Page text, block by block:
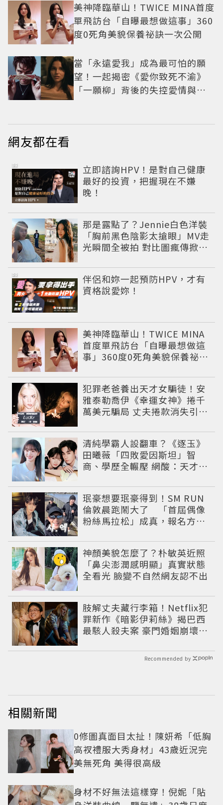
美神降臨華山！TWICE MINA首度
單飛訪台「自曝最想做這事」360
度0死角美貌保養祕訣一次公開
當「永遠愛我」成為最可怕的願
望！一起揭密《愛你致死不渝》
「一願柳」背後的失控愛情與爆
網友都在看
立即諮詢HPV！是對自己健康
最好的投資，把握現在不嫌
晚！
PR
那是露點了？Jennie白色洋裝
「胸前黑色陰影太搶眼」MV走
光瞬間全被拍 對比圖瘋傳掀論
伴侶和妳一起預防HPV，才有
資格說愛妳！
PR
美神降臨華山！TWICE MINA
首度單飛訪台「自曝最想做這
事」360度0死角美貌保養祕訣
犯罪老爸養出天才女騙徒！安
雅泰勒喬伊《幸運女神》捲千
萬美元騙局 丈夫捲款消失引爆
清純學霸人設翻車？《逐玉》
田曦薇「四敗愛因斯坦」智
商、學歷全輾壓 網酸：天才全
珉豪想要珉豪得到！SM RUN
倫敦晨跑鬧大了 「首屆偶像
粉絲馬拉松」成真，報名方式
神顏美貌怎麼了？朴敏英近照
「鼻尖澎潤感明顯」真實狀態
全看光 臉變不自然網友認不出
肢解丈夫藏行李箱！Netflix犯
罪新作《暗影伊莉絲》揭巴西
最駭人殺夫案 豪門婚姻崩壞釀
Recommended by
相關新聞
0修圖真面目太扯！陳妍希「低胸
高衩禮服大秀身材」43歲近況完
美無死角 美得很高級
身材不好無法這樣穿！倪妮「貼